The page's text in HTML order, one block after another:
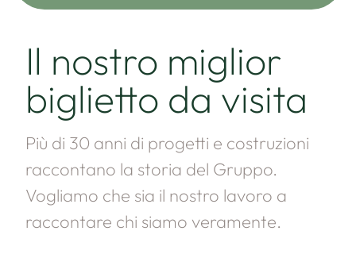
Il nostro miglior
biglietto da visita
Più di 30 anni di progetti e costruzioni
raccontano la storia del Gruppo.
Vogliamo che sia il nostro lavoro a
raccontare chi siamo veramente.